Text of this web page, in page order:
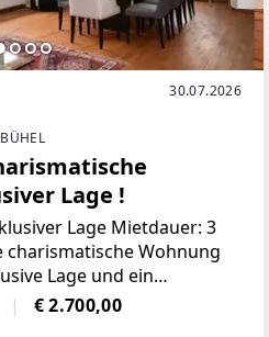
30.07.2026
Lage !
Lage Mietdauer: 3
charismatische Wohnung
Lage und ein
Das
mit seiner
€ 2.700,00